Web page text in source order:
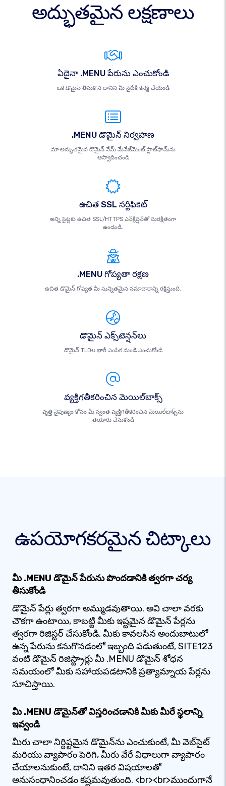
అద్భుతమైన లక్షణాలు
ఏదైనా .MENU పేరును ఎంచుకోండి
ఒక డొమైన్ తీసుకొని దానిని మీ సైట్‌కి కనెక్ట్ చేయండి
.MENU డొమైన్ నిర్వహణ
మా అద్భుతమైన డొమైన్ నేమ్ మేనేజ్‌మెంట్ ప్లాట్‌ఫామ్‌ను
ఆస్వాదించండి
ఉచిత SSL సర్టిఫికెట్
అన్ని సైట్లకు ఉచిత SSL/HTTPS ఎన్‌క్రిప్షన్‌తో సురక్షితంగా
ఉండండి.
.MENU గోప్యతా రక్షణ
ఉచిత డొమైన్ గోప్యత మీ సున్నితమైన సమాచారాన్ని రక్షిస్తుంది.
డొమైన్ ఎక్స్‌టెన్షన్‌లు
డొమైన్ TLDల భారీ ఎంపిక నుండి ఎంచుకోండి
వ్యక్తిగతీకరించిన మెయిల్‌బాక్స్
వృత్తి నైపుణ్యం కోసం మీ స్వంత వ్యక్తిగతీకరించిన మెయిల్‌బాక్స్‌ను
తయారు చేసుకోండి
ఉపయోగకరమైన చిట్కాలు
మీ .MENU డొమైన్ పేరును పొందడానికి త్వరగా చర్య
తీసుకోండి
డొమైన్ పేర్లు త్వరగా అమ్ముడవుతాయి. అవి చాలా వరకు
చౌకగా ఉంటాయి, కాబట్టి మీకు ఇష్టమైన డొమైన్ పేర్లను
త్వరగా రిజిస్టర్ చేసుకోండి. మీకు కావలసిన అందుబాటులో
ఉన్న పేరును కనుగొనడంలో ఇబ్బంది పడుతుంటే, SITE123
వంటి డొమైన్ రిజిస్ట్రార్లు మీ .MENU డొమైన్ శోధన
సమయంలో మీకు సహాయపడటానికి ప్రత్యామ్నాయ పేర్లను
సూచిస్తాయి.
మీ .MENU డొమైన్‌తో విస్తరించడానికి మీకు మీరే స్థలాన్ని
ఇవ్వండి
మీరు చాలా నిర్దిష్టమైన డొమైన్‌ను ఎంచుకుంటే, మీ వెబ్‌సైట్
మరియు వ్యాపారం పెరిగి, మీరు వేరే విధాలుగా వ్యాపారం
చేయాలనుకుంటే, దానిని ఇతర విషయాలతో
అనుసంధానించడం కష్టమవుతుంది. <br><br>ముందుగానే